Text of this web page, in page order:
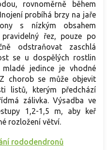
rovnoměrně během
probíhá brzy na jaře
s nízkým obsahem
řez, pouze po
odstraňovat zaschlá
se u dospělých rostlin
jedince je vhodné
chorob se může objevit
listů, kterým předchází
zálivka. Výsadba ve
1,2-1,5 m, aby keř
rozložení větví.
rododendronů